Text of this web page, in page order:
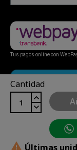
Cantidad
 Últimas
Tus pagos online con
Copyright© uBike